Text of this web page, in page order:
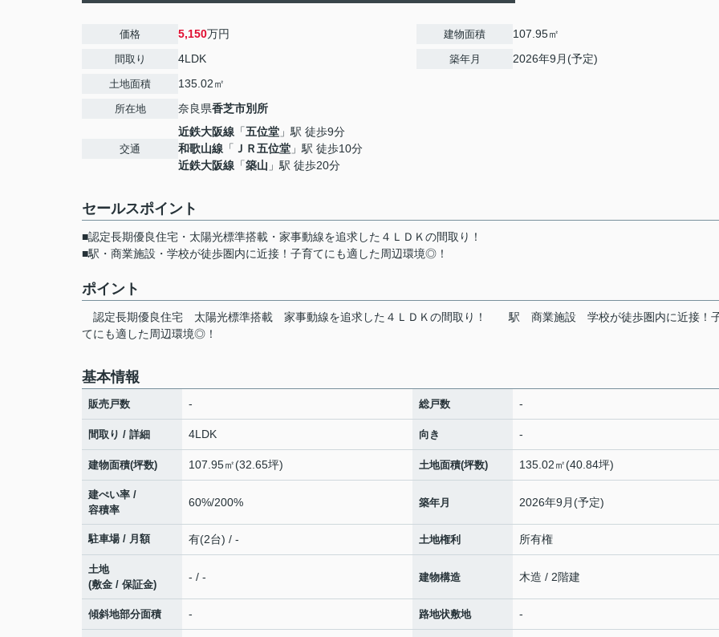
価格 5,150万円
間取り 4LDK
土地面積 135.02㎡
所在地 奈良県香芝市別所
交通
近鉄大阪線 「五位堂 」駅 徒歩9分
和歌山線 「 ＪＲ五位堂 」駅 徒歩10分
近鉄大阪線 「築山 」駅 徒歩20分
建物面積 107.95㎡
築年月 2026年9月(予定)
セールスポイント
■認定長期優良住宅・太陽光標準搭載・家事動線を追求した４ＬＤＫの間取り！
■駅・商業施設・学校が徒歩圏内に近接！子育てにも適した周辺環境◎！
ポイント
認定長期優良住宅 太陽光標準搭載 家事動線を追求した４ＬＤＫの間取り！ 駅 商業施設
学校が徒歩圏内に近接！
てにも適した周辺環境◎！
基本情報
販売戸数 - 総戸数 -
間取り / 詳細 4LDK 向き -
建物面積(坪数) 107.95㎡(32.65坪) 土地面積(坪数) 135.02㎡(40.84坪)
建ぺい率 /
容積率
60%/200% 築年月 2026年9月(予定)
駐車場 / 月額 有(2台) / - 土地権利 所有権
土地
(敷金 / 保証金)
- / - 建物構造 木造 / 2階建
傾斜地部分面積 - 路地状敷地 -